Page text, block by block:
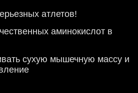
атлетов!
аминокислот в
сухую мышечную массу и